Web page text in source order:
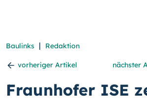
Baulinks | Redaktion
vorheriger Artikel nächster
Fraunhofer ISE